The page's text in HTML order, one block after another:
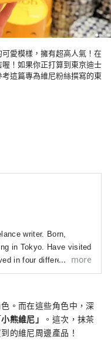
愛模樣，擁有超高人氣！在
！如果你正打算到東京迪士
這篇專為維尼粉絲撰寫的東
writer. Born,
in Tokyo. Have visited
in four different
to almost all 47
words and
and camels.
more
。而在這些角色中，深
小熊維尼」
。這次，抹茶
的維尼周邊產品！